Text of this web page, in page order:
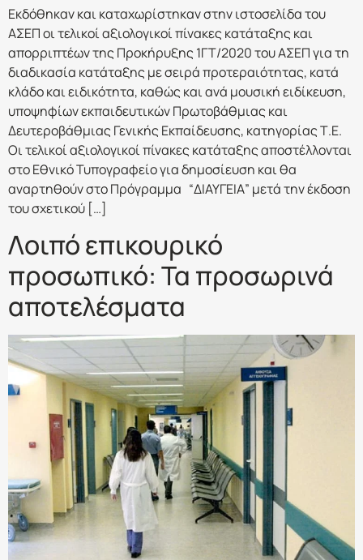
Εκδόθηκαν και καταχωρίστηκαν στην ιστοσελίδα του
ΑΣΕΠ οι τελικοί αξιολογικοί πίνακες κατάταξης και
απορριπτέων της Προκήρυξης 1ΓΤ/2020 του ΑΣΕΠ για τη
διαδικασία κατάταξης με σειρά προτεραιότητας, κατά
κλάδο και ειδικότητα, καθώς και ανά μουσική ειδίκευση,
υποψηφίων εκπαιδευτικών Πρωτοβάθμιας και
Δευτεροβάθμιας Γενικής Εκπαίδευσης, κατηγορίας Τ.Ε.
Οι τελικοί αξιολογικοί πίνακες κατάταξης αποστέλλονται
στο Εθνικό Τυπογραφείο για δημοσίευση και θα
αναρτηθούν στο Πρόγραμμα “ΔΙΑΥΓΕΙΑ” μετά την έκδοση
του σχετικού […]
Λοιπό επικουρικό
προσωπικό: Τα προσωρινά
αποτελέσματα